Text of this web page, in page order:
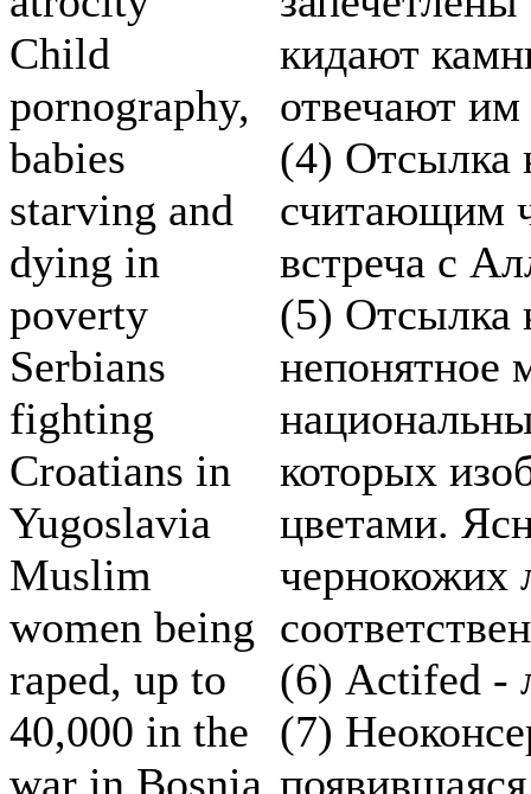
Child
pornography,
babies
starving and
dying in
poverty
Serbians
fighting
Croatians in
Yugoslavia
Muslim
women being
raped, up to
40,000 in the
war in Bosnia
кидают
отвечают
(4) Отсылка
считающим
встреча с
(5) Отсылка
непонятное
которых
цветами.
чернокожих
(6) Actifed -
(7)